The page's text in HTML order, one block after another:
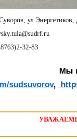
ул.Энергетиков,
32-83
Мы
sudsuvorov,